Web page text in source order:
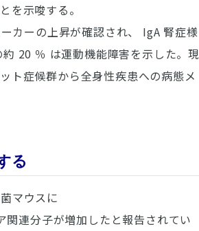
を示唆する。
カーの上昇が確認され、 IgA 腎症様
20 ％ は運動機能障害を示した。現
ト症候群から全身性疾患への病態メ
る
マウスに
関連分子が増加したと報告されてい